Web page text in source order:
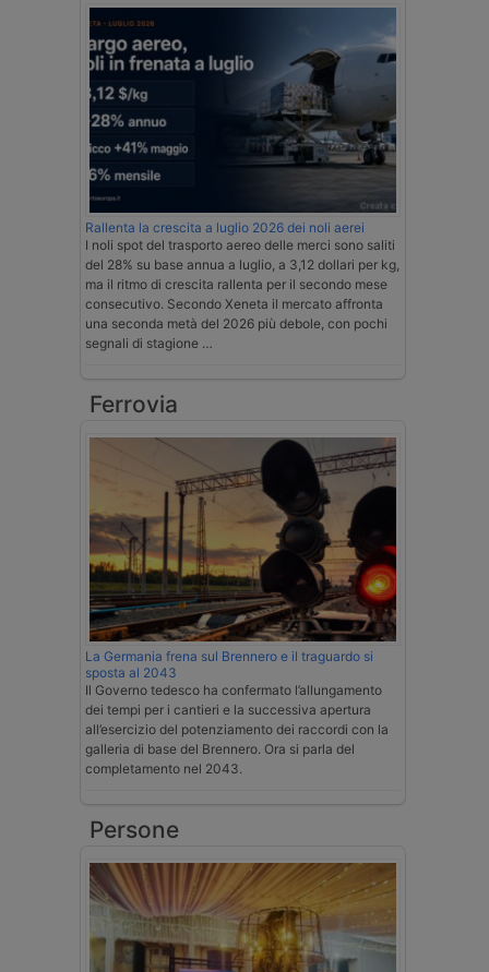
Rallenta la crescita a luglio 2026 dei noli aerei
I noli spot del trasporto aereo delle merci sono saliti
del 28% su base annua a luglio, a 3,12 dollari per kg,
ma il ritmo di crescita rallenta per il secondo mese
consecutivo. Secondo Xeneta il mercato affronta
una seconda metà del 2026 più debole, con pochi
segnali di stagione …
Ferrovia
La Germania frena sul Brennero e il traguardo si
sposta al 2043
Il Governo tedesco ha confermato l’allungamento
dei tempi per i cantieri e la successiva apertura
all’esercizio del potenziamento dei raccordi con la
galleria di base del Brennero. Ora si parla del
completamento nel 2043.
Persone